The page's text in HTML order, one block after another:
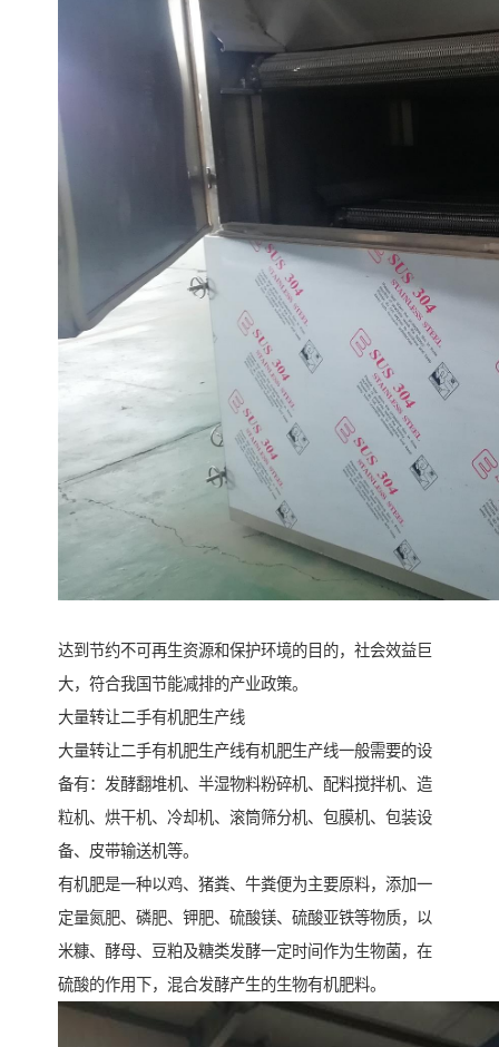
达到节约不可再生资源和保护环境的目的，社会效益巨
大，符合我国节能减排的产业政策。
大量转让二手有机肥生产线
大量转让二手有机肥生产线有机肥生产线一般需要的设
备有：发酵翻堆机、半湿物料粉碎机、配料搅拌机、造
粒机、烘干机、冷却机、滚筒筛分机、包膜机、包装设
备、皮带输送机等。
有机肥是一种以鸡、猪粪、牛粪便为主要原料，添加一
定量氮肥、磷肥、钾肥、硫酸镁、硫酸亚铁等物质，以
米糠、酵母、豆粕及糖类发酵一定时间作为生物菌，在
硫酸的作用下，混合发酵产生的生物有机肥料。